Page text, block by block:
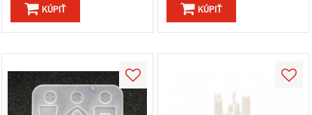
KÚPIŤ KÚPIŤ